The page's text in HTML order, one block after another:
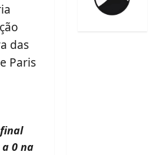
das
Paris
0 na